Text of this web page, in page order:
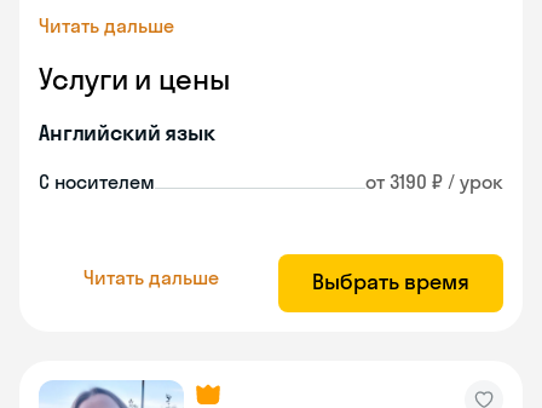
Читать дальше
Услуги и цены
Английский язык
С носителем от 3190 ₽ / урок
Читать дальше Выбрать время